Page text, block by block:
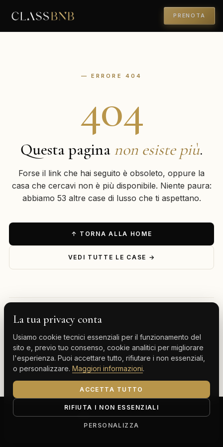
PRENOTA
— ERRORE 404
404
Questa pagina non esiste più.
Forse il link che hai seguito è obsoleto, oppure la
casa che cercavi non è più disponibile. Niente paura:
abbiamo 53 altre case di lusso che ti aspettano.
↑ TORNA ALLA HOME
VEDI TUTTE LE CASE →
— ESPLORA PER DESTINAZIONE
Milano Cervinia Tenerife Gran Canaria
Monte Carlo
Corso Buenos Aires 64, 20124 Milano (MI)
La tua privacy conta
Usiamo cookie tecnici essenziali per il funzionamento del
sito e, previo tuo consenso, cookie analitici per migliorare
l'esperienza. Puoi accettare tutto, rifiutare i non essenziali,
o personalizzare. Maggiori informazioni.
ACCETTA TUTTO
RIFIUTA I NON ESSENZIALI
PERSONALIZZA